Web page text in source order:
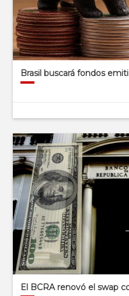
Brasil buscará fondos
El BCRA renovó el swap